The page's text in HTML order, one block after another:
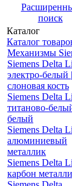
поиск
Каталог
Каталог
Механизмы
Siemens Delta
электро-белый |
слоновая кость
Siemens Delta
титаново-
белый
Siemens Delta
алюминиевый
металлик
Siemens Delta
карбон